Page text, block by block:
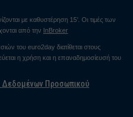
με καθυστέρηση 15’. Οι τιμές των
από την InBroker
του euro2day διατίθεται στους
η χρήση και η επαναδημοσίευσή του
Δεδομένων Προσωπικού